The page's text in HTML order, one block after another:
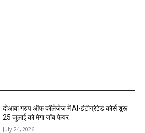
दोआबा ग्रुप ऑफ कॉलेजेज में AI-इंटीग्रेटेड कोर्स शुरू
25 जुलाई को मेगा जॉब फेयर
July 24, 2026